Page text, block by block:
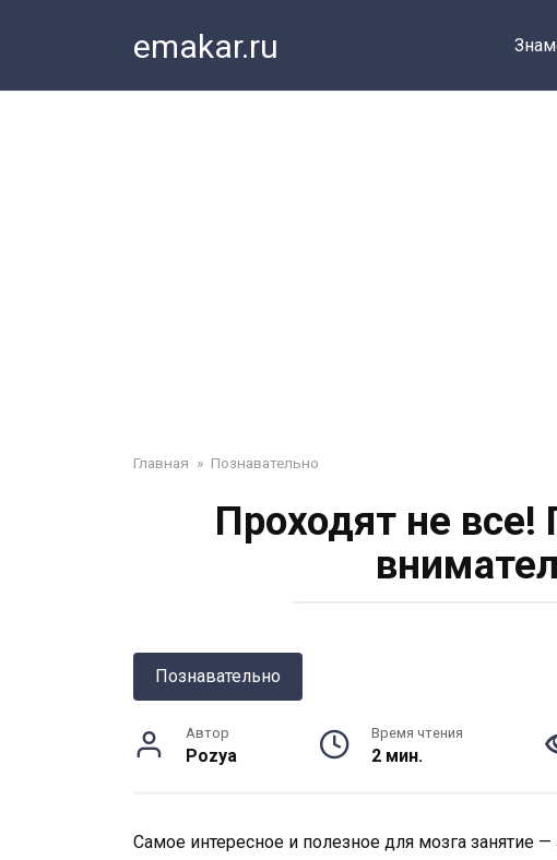
emakar.ru
Главная » Познавательно
Проходят не все!
Познавательно
Автор
Pozya
Время чтения
2 мин.
Самое интересное и полезное для мозга занятие